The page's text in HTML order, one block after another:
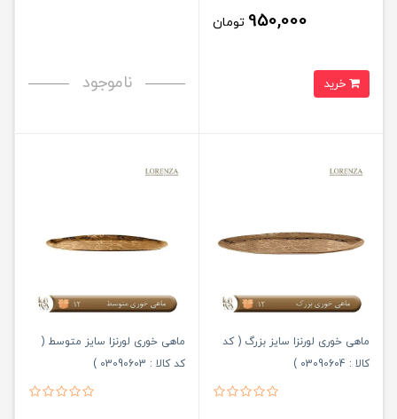
950,000 تومان
ناموجود
ماهی خوری لورنزا سایز بزرگ ( کد
کالا : 03090604 )
ماهی خوری لورنزا سایز متوسط (
کد کالا : 03090603 )